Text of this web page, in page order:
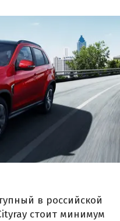
в российской
стоит минимум